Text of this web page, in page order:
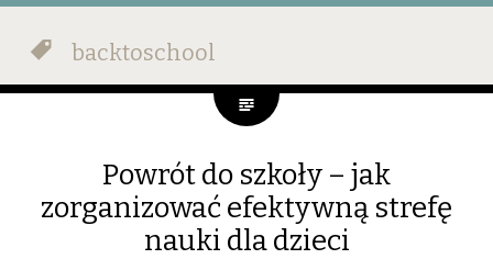
backtoschool
Powrót do szkoły – jak
zorganizować efektywną strefę
nauki dla dzieci